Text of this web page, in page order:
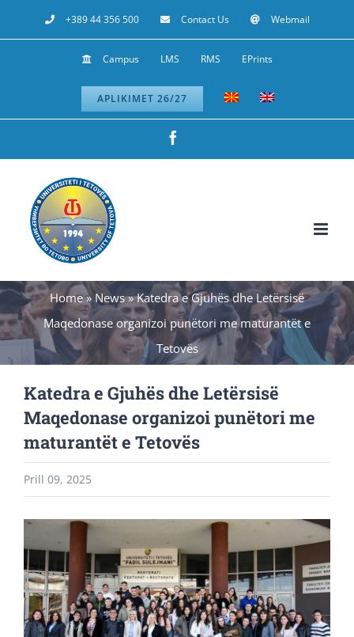
to
+389 44 356 500 Contact Us Webmail
Campus LMS RMS EPrints
APLIKIMET 26/27
Home» News»Katedra e Gjuhës dhe Letërsisë
Maqedonase organizoi punëtori me maturantët e
Tetovës
Katedra e Gjuhës dhe Letërsisë
Maqedonase organizoi punëtori me
maturantët e Tetovës
Prill 09, 2025
Larger
Image